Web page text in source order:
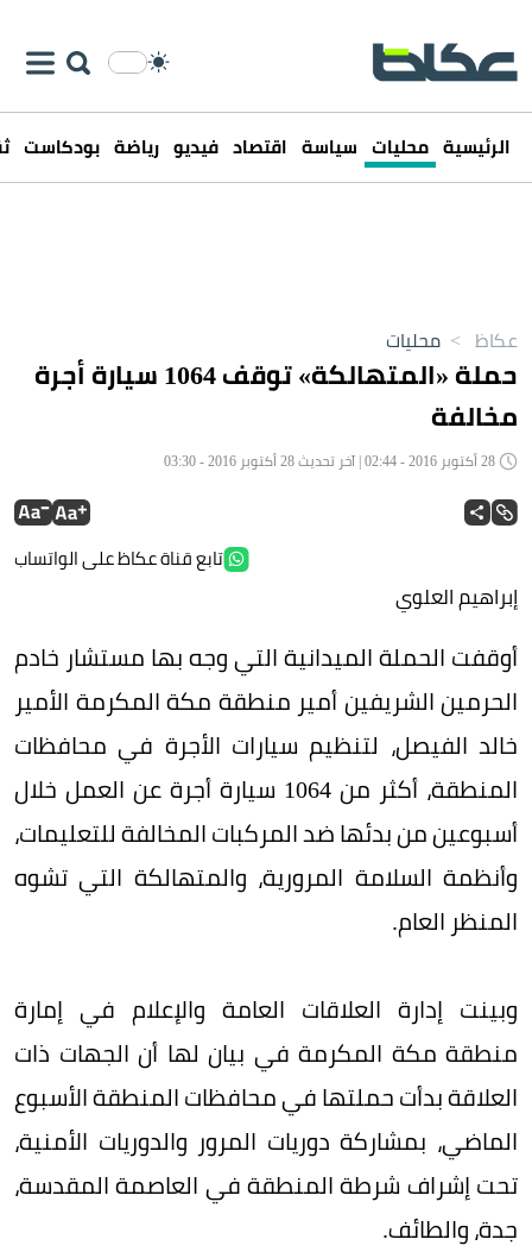
الرئيسية محليات سياسة اقتصاد فيديو رياضة بودكاست
عكاظ > محليات
حملة «المتهالكة» توقف 1064 سيارة أجرة
مخالفة
تابع قناة عكاظ على الواتساب
إبراهيم العلوي
أوقفت الحملة الميدانية التي وجه بها مستشار خادم
الحرمين الشريفين أمير منطقة مكة المكرمة الأمير
خالد الفيصل، لتنظيم سيارات الأجرة في محافظات
المنطقة، أكثر من 1064 سيارة أجرة عن العمل خلال
أسبوعين من بدئها ضد المركبات المخالفة للتعليمات،
وأنظمة السلامة المرورية، والمتهالكة التي تشوه
المنظر العام.
وبينت إدارة العلاقات العامة والإعلام في إمارة
منطقة مكة المكرمة في بيان لها أن الجهات ذات
العلاقة بدأت حملتها في محافظات المنطقة الأسبوع
الماضي، بمشاركة دوريات المرور والدوريات الأمنية،
تحت إشراف شرطة المنطقة في العاصمة المقدسة،
جدة، والطائف.